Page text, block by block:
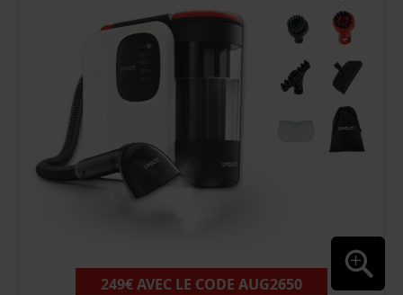
249€ AVEC LE CODE AUG2650